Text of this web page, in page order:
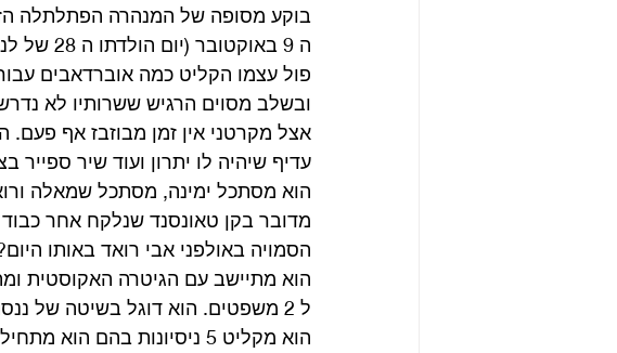
בוקע מסופה של המנהרה הפתלתלה
ה 9 באוקטובר (יום הולדתו ה 28 של לנון), היה יום של סגירת קצוות באולפנים.
פול עצמו הקליט כמה אוברדאבים
ובשלב מסוים הרגיש ששרותיו לא
אצל מקרטני אין זמן מבוזבז אף פעם.
עדיף שיהיה לו יתרון ועוד שיר ספייר
הוא מסתכל ימינה, מסתכל שמאלה
הסמויה באולפני אבי רואד באותו
הוא מתיישב עם הגיטרה האקוסטית
ל 2 משפטים. הוא דוגל בשיטה של ננסה ונראה לאן זה הולך.
הוא מקליט 5 ניסיונות בהם